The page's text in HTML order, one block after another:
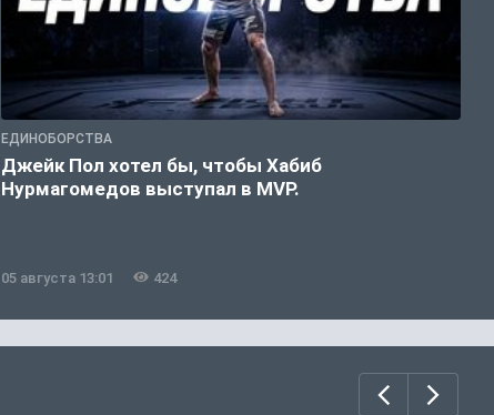
ЕДИНОБОРСТВА
Джейк Пол хотел бы, чтобы Хабиб
Нурмагомедов выступал в MVP.
05 августа 13:01 424